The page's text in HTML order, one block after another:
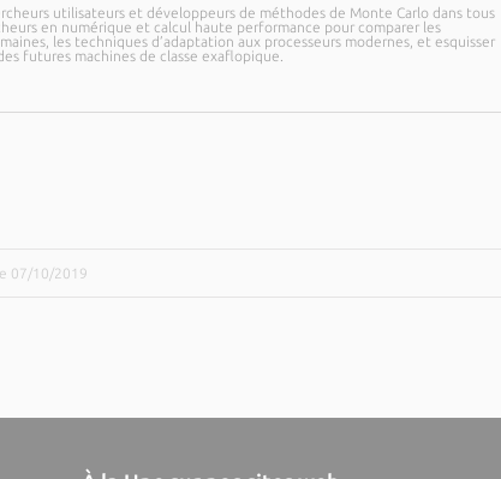
utilisateurs et développeurs de méthodes de Monte Carlo dans tous
en numérique et calcul haute performance pour comparer les
les techniques d’adaptation aux processeurs modernes, et esquisser
futures machines de classe exaflopique.
07/10/2019